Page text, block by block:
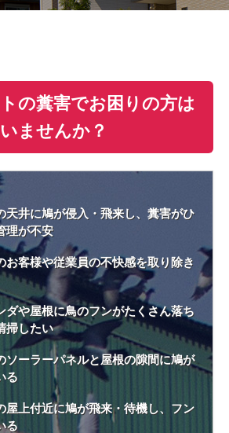
の糞害でお困りの方は
いませんか？
天井に鳩が侵入・飛来し、糞害がひ
理が不安
お客様や従業員の不快感を取り除き
ダや屋根に鳥のフンがたくさん落ち
掃したい
ソーラーパネルと屋根の隙間に鳩が
る
屋上付近に鳩が飛来・待機し、フン
る